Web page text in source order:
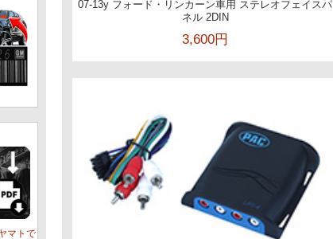
マトで
07-13y フォード・リンカーン車用 ステレオフェイスパ
ネル 2DIN
3,600円